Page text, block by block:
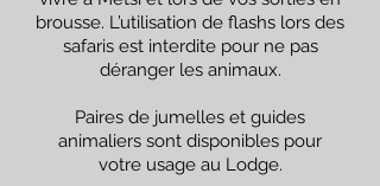
brousse. L’utilisation de flashs lors des
safaris est interdite pour ne pas
déranger les animaux.
Paires de jumelles et guides
animaliers sont disponibles pour
votre usage au Lodge.